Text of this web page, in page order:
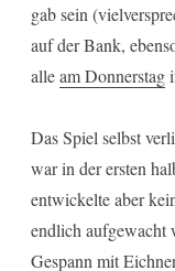
gab sein
auf der Bank,
alleam Donnerstag
Das Spiel selbst
war in der ersten
entwickelte aber
endlich aufgewacht
Gespann mit